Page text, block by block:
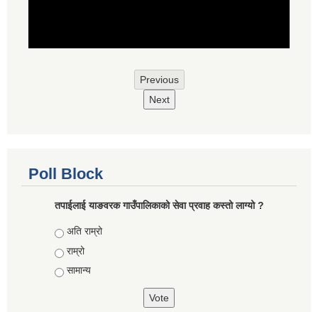
Previous
Next
Poll Block
तपाईलाई याङवरक गाउँपालिकाको सेवा प्रवाह कस्तो लाग्यो ?
Choices
अति राम्रो
राम्रो
सामान्य